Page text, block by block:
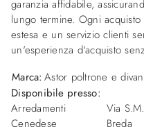
garanzia affidabile,
lungo termine. Ogni
estesa e un servizio clienti
un'esperienza d'acquisto
Marca: Astor poltrone e
Disponibile presso:
Arredamenti
Cenedese
Via
Breda